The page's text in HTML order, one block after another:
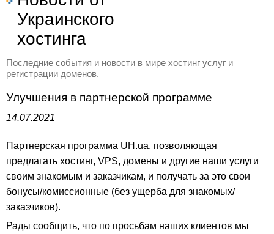
Украинского
хостинга
Последние события и новости в мире хостинг услуг и
регистрации доменов.
Улучшения в партнерской программе
14.07.2021
Партнерская программа UH.ua, позволяющая
предлагать хостинг, VPS, домены и другие наши услуги
своим знакомым и заказчикам, и получать за это свои
бонусы/комиссионные (без ущерба для знакомых/
заказчиков).
Рады сообщить, что по просьбам наших клиентов мы